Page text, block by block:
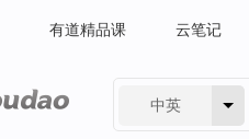
有道精品课 云笔记
中英